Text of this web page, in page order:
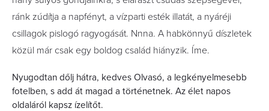
ránk zúdítja a napfényt, a vízparti esték illatát, a nyáréji
csillagok pislogó ragyogását. Nnna. A habkönnyű díszletek
közül már csak egy boldog család hiányzik. Íme.
Nyugodtan dőlj hátra, kedves Olvasó, a legkényelmesebb
fotelben, s add át magad a történetnek. Az élet napos
oldaláról kapsz ízelítőt.